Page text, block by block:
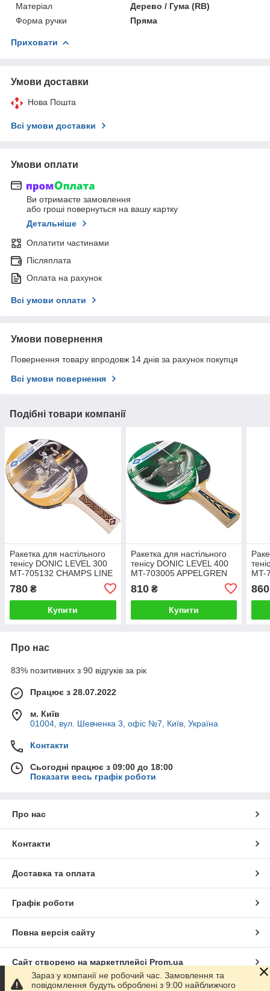
Матеріал
Дерево / Гума (RB)
Форма ручки
Пряма
Приховати
Умови доставки
Нова Пошта
Всі умови доставки
Умови оплати
Ви отримаєте замовлення
або гроші повернуться на вашу картку
Детальніше
Оплатити частинами
Післяплата
Оплата на рахунок
Всі умови оплати
Умови повернення
Повернення товару впродовж 14 днів за рахунок покупця
Всі умови повернення
Подібні товари компанії
Ракетка для настільного
тенісу DONIC LEVEL 300
MT-705132 CHAMPS LINE
780 ₴
Купити
Ракетка для настільного
тенісу DONIC LEVEL 400
MT-703005 APPELGREN
810₴
Купити
MT-
860
Про нас
83% позитивних з 90 відгуків за рік
Працює з 28.07.2022
м. Київ
01004, вул. Шевченка 3, офіс №7, Київ, Україна
Контакти
Сьогодні працює з 09:00 до 18:00
Показати весь графік роботи
Про нас
Контакти
Доставка та оплата
Графік роботи
Повна версія сайту
Сайт створено на маркетплейсі Prom.ua
Зараз у компанії не робочий час. Замовлення та
повідомлення будуть оброблені з 9:00 найближчого